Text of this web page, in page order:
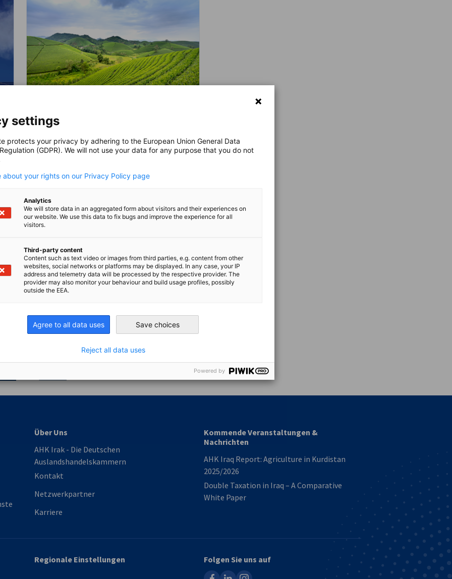
DOWNLOAD
Agrarindustrie Irak 2025
Erkundung der Landwirtschaft im Irak
INDUSTRIE PUBLIKATIONEN
Hier herunterladen
und Handelskammer
Industrie- und Handelskammer
AHK.de
Germany Trade & Invest
Über Uns
AHK Irak - Die Deutschen
Auslandshandelskammern
Kontakt
Netzwerkpartner
Karriere
Kommende Veranstaltungen &
Nachrichten
AHK Iraq Report: Agriculture in Kurdistan
2025/2026
Double Taxation in Iraq – A Comparative
White Paper
Regionale Einstellungen
Folgen Sie uns auf
facebooklinkedininstagram
settings
protects your privacy by adhering to the European Union General Data
(GDPR). We will not use your data for any purpose that you do not
about your rights on our Privacy Policy page
Analytics
We will store data in an aggregated form about visitors and their experiences on
our website. We use this data to fix bugs and improve the experience for all
visitors.
Third-party content
Content such as text video or images from third parties, e.g. content from other
websites, social networks or platforms may be displayed. In any case, your IP
address and telemetry data will be processed by the respective provider. The
provider may also monitor your behaviour and build usage profiles, possibly
outside the EEA.
Agree to all data uses Save choices
Reject all data uses
Powered by